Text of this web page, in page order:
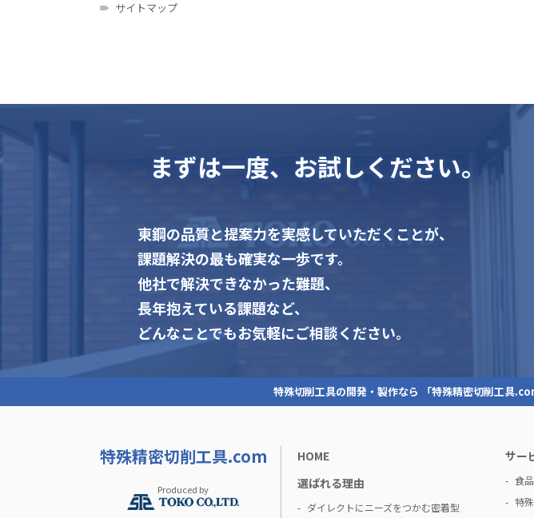
サイトマップ
まずは一度、お試しください。
東鋼の品質と提案力を実感していただくことが、
課題解決の最も確実な一歩です。
他社で解決できなかった難題、
長年抱えている課題など、
どんなことでもお気軽にご相談ください。
特殊切削工具の開発・製作なら 「特殊精密切削工具
特殊精密切削工具.com
Produced by
HOME
選ばれる理由
ダイレクトにニーズをつかむ密着型
サー
食
特